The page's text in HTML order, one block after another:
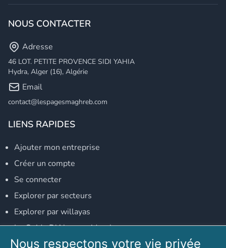
NOUS CONTACTER
Adresse
46 LOT. PETITE PROVENCE SIDI YAHIA
Hydra, Alger (16), Algérie
Email
contact@lespagesmaghreb.com
LIENS RAPIDES
Ajouter mon entreprise
Créer un compte
Se connecter
Explorer par secteurs
Explorer par willayas
Le Guide D'Alger, guide-alger.com
NOS RÉSEAUX SOCIAUX
Nous respectons votre vie privée